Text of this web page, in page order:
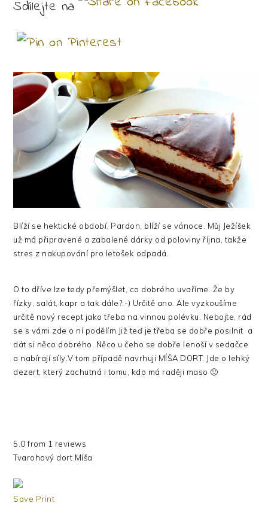
Sdílejte na
Blíží se hektické období. Pardon, blíží se vánoce. Můj Ježíšek
už má připravené a zabalené dárky od poloviny října, takže
stres z nakupování pro letošek odpadá.
O to dříve lze tedy přemýšlet, co dobrého uvaříme. Že by
řízky, salát, kapr a tak dále?:-) Určitě ano. Ale vyzkoušíme
určitě nový recept jako třeba na vinnou polévku. Nebojte, rád
se s vámi zde o ní podělím. Již teď je třeba se dobře posilnit a
dát si něco dobrého. Něco u čeho se dobře lenoší v sedačce
a nabírají síly.V tom případě navrhuji MÍŠA DORT. Jde o lehký
dezert, který zachutná i tomu, kdo má raději maso 🙂
5.0from 1 reviews
Tvarohový dort Míša
Save Print